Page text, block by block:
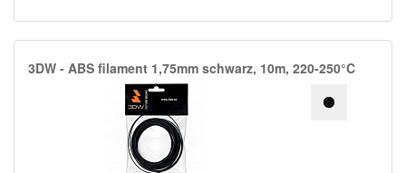
3DW -​ ABS filament 1,​75mm schwarz,​ 10m,​ 220-250°C